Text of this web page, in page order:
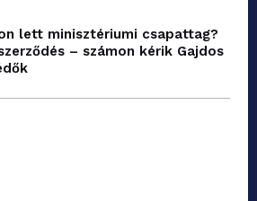
lett minisztériumi csapattag?
– számon kérik Gajdos